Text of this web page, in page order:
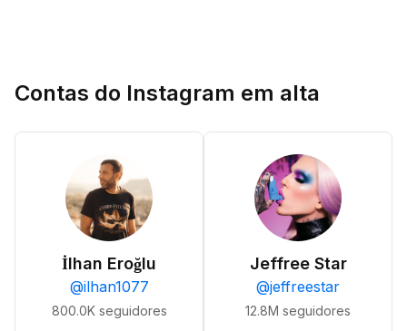
Contas do Instagram em alta
İlhan Eroğlu
@ilhan1077
800.0K seguidores
Jeffree Star
@jeffreestar
12.8M seguidores